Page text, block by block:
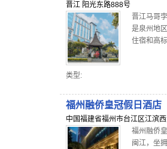
晋江 阳光东路888号
晋江马哥
是泉州地
住宿和高
类型:
福州融侨皇冠假日酒店
中国福建省福州市台江区江滨
福州融侨
闽江，坐